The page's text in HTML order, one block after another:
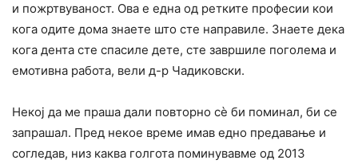
и пожртвуваност. Ова е една од ретките професии кои
кога одите дома знаете што сте направиле. Знаете дека
кога дента сте спасиле дете, сте завршиле поголема и
емотивна работа, вели д-р Чадиковски.
Некој да ме праша дали повторно сè би поминал, би се
запрашал. Пред некое време имав едно предавање и
согледав, низ каква голгота поминувавме од 2013